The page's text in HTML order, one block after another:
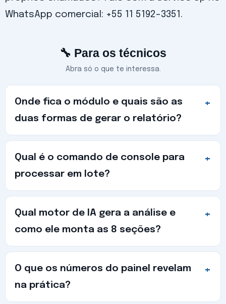
WhatsApp comercial: +55 11 5192-3351.
🔧 Para os técnicos
Abra só o que te interessa.
Onde fica o módulo e quais são as
duas formas de gerar o relatório?
Qual é o comando de console para
processar em lote?
Qual motor de IA gera a análise e
como ele monta as 8 seções?
O que os números do painel revelam
na prática?